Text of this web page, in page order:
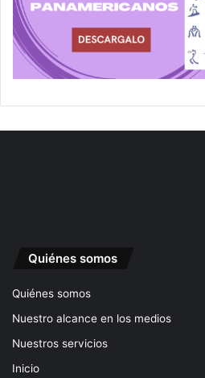
Quiénes somos
Quiénes somos
Nuestro alcance en los medios
Nuestros servicios
Inicio